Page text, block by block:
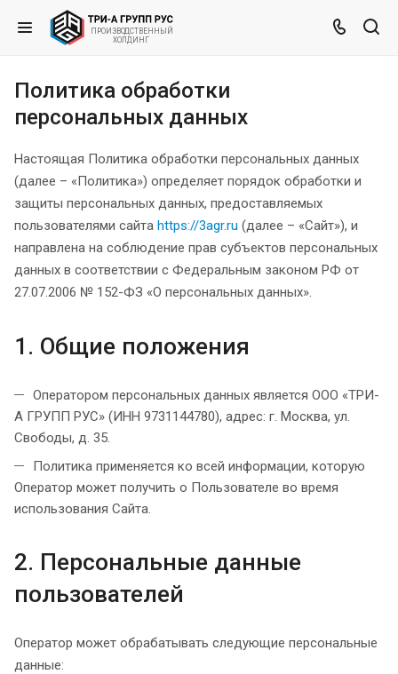
ПРОИЗВО ДСТВЕННЫЙ
Х ОЛДИНГ
Политика обработки
персональных данных
Настоящая Политика обработки персональных данных
(далее – «Политика») определяет порядок обработки и
защиты персональных данных, предоставляемых
пользователями сайта https://3agr.ru (далее – «Сайт»), и
направлена на соблюдение прав субъектов персональных
данных в соответствии с Федеральным законом РФ от
27.07.2006 № 152-ФЗ «О персональных данных».
1. Общие положения
Оператором персональных данных является ООО «ТРИ-
А ГРУПП РУС» (ИНН 9731144780), адрес: г. Москва, ул.
Свободы, д. 35.
Политика применяется ко всей информации, которую
Оператор может получить о Пользователе во время
использования Сайта.
2. Персональные данные
пользователей
Оператор может обрабатывать следующие персональные
данные: